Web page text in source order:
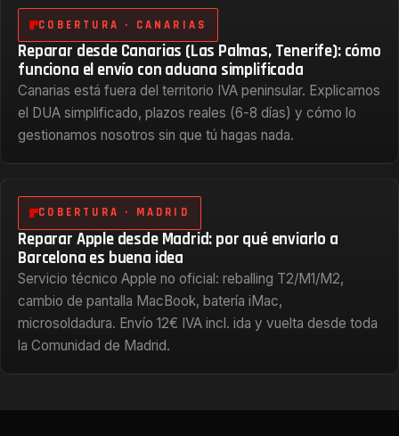
COBERTURA · CANARIAS
Reparar desde Canarias (Las Palmas, Tenerife): cómo
funciona el envío con aduana simplificada
Canarias está fuera del territorio IVA peninsular. Explicamos
el DUA simplificado, plazos reales (6-8 días) y cómo lo
gestionamos nosotros sin que tú hagas nada.
COBERTURA · MADRID
Reparar Apple desde Madrid: por qué enviarlo a
Barcelona es buena idea
Servicio técnico Apple no oficial: reballing T2/M1/M2,
cambio de pantalla MacBook, batería iMac,
microsoldadura. Envío 12€ IVA incl. ida y vuelta desde toda
la Comunidad de Madrid.